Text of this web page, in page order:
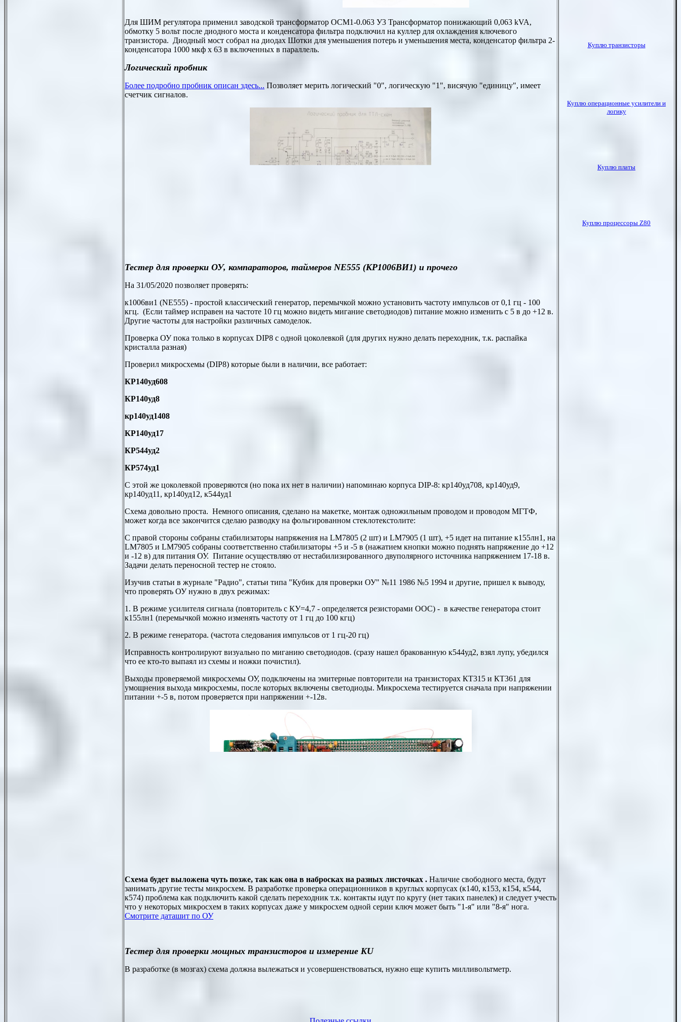
Для ШИМ регулятора применил заводской трансформатор ОСМ1-0.063 У3 Трансформатор понижающий 0,063 kVA,
обмотку 5 вольт после диодного моста и конденсатора фильтра подключил на куллер для охлаждения ключевого
транзистора. Диодный мост собрал на диодах Шотки для уменьшения потерь и уменьшения места, конденсатор фильтра 2-
конденсатора 1000 мкф х 63 в включенных в параллель.
Логический пробник
Более подробно пробник описан здесь... Позволяет мерить логический "0", логическую "1", висячую "единицу", имеет
счетчик сигналов.
Тестер для проверки ОУ, компараторов, таймеров NE555 (КР1006ВИ1) и прочего
На 31/05/2020 позволяет проверять:
к1006ви1 (NE555) - простой классический генератор, перемычкой можно установить частоту импульсов от 0,1 гц - 100
кгц. (Если таймер исправен на частоте 10 гц можно видеть мигание светодиодов) питание можно изменить с 5 в до +12 в.
Другие частоты для настройки различных самоделок.
Проверка ОУ пока только в корпусах DIP8 с одной цоколевкой (для других нужно делать переходник, т.к. распайка
кристалла разная)
Проверил микросхемы (DIP8) которые были в наличии, все работает:
КР140уд608
КР140уд8
кр140уд1408
КР140уд17
КР544уд2
КР574уд1
С этой же цоколевкой проверяются (но пока их нет в наличии) напоминаю корпуса DIP-8: кр140уд708, кр140уд9,
кр140уд11, кр140уд12, к544уд1
Схема довольно проста. Немного описания, сделано на макетке, монтаж одножильным проводом и проводом МГТФ,
может когда все закончится сделаю разводку на фольгированном стеклотекстолите:
С правой стороны собраны стабилизаторы напряжения на LM7805 (2 шт) и LM7905 (1 шт), +5 идет на питание к155лн1, на
LM7805 и LM7905 собраны соответственно стабилизаторы +5 и -5 в (нажатием кнопки можно поднять напряжение до +12
и -12 в) для питания ОУ. Питание осуществляю от нестабилизированного двуполярного источника напряжением 17-18 в.
Задачи делать переносной тестер не стояло.
Изучив статьи в журнале "Радио", статьи типа "Кубик для проверки ОУ" №11 1986 №5 1994 и другие, пришел к выводу,
что проверять ОУ нужно в двух режимах:
1. В режиме усилителя сигнала (повторитель с КУ=4,7 - определяется резисторами ООС) - в качестве генератора стоит
к155лн1 (перемычкой можно изменять частоту от 1 гц до 100 кгц)
2. В режиме генератора. (частота следования импульсов от 1 гц-20 гц)
Исправность контролируют визуально по миганию светодиодов. (сразу нашел бракованную к544уд2, взял лупу, убедился
что ее кто-то выпаял из схемы и ножки почистил).
Выходы проверяемой микросхемы ОУ, подключены на эмитерные повторители на транзисторах КТ315 и КТ361 для
умощнения выхода микросхемы, после которых включены светодиоды. Микросхема тестируется сначала при напряжении
питании +-5 в, потом проверяется при напряжении +-12в.
Схема будет выложена чуть позже, так как она в набросках на разных листочках . Наличие свободного места, будут
занимать другие тесты микросхем. В разработке проверка операционников в круглых корпусах (к140, к153, к154, к544,
к574) проблема как подключить какой сделать переходник т.к. контакты идут по кругу (нет таких панелек) и следует учесть
что у некоторых микросхем в таких корпусах даже у микросхем одной серии ключ может быть "1-я" или "8-я" нога.
Смотрите даташит по ОУ
Тестер для проверки мощных транзисторов и измерение KU
В разработке (в мозгах) схема должна вылежаться и усовершенствоваться, нужно еще купить милливольтметр.